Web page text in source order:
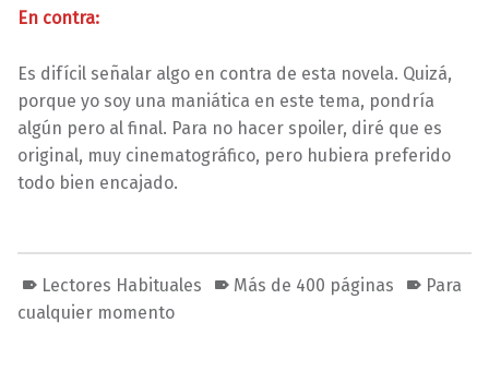
En contra:
Es difícil señalar algo en contra de esta novela. Quizá,
porque yo soy una maniática en este tema, pondría
algún pero al final. Para no hacer spoiler, diré que es
original, muy cinematográfico, pero hubiera preferido
todo bien encajado.
Lectores Habituales Más de 400 páginas
Para
cualquier momento